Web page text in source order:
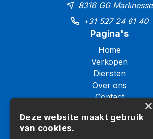
8316 GG Marknesse
+31 527 24 61 40
Pagina's
Home
Verkopen
Diensten
Over ons
Contact
Galerij
×
Deze website maakt gebruik
van cookies.